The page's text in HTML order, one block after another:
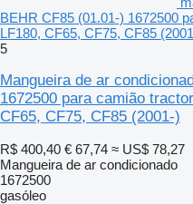
BEHR CF85 (01.01-) 1672500
LF180, CF65, CF75, CF85
5
Mangueira de ar
1672500 para camião
CF65, CF75, CF85 (2001-)
R$ 400,40 € 67,74 ≈ US$ 78,27
Mangueira de ar condicionado
1672500
gasóleo